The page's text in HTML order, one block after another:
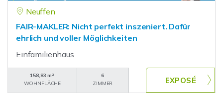
Neuffen
FAIR-MAKLER: Nicht perfekt inszeniert. Dafür
ehrlich und voller Möglichkeiten
Einfamilienhaus
158,83 m²
WOHNFLÄCHE
6
ZIMMER